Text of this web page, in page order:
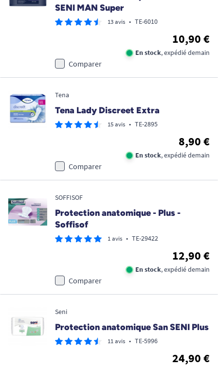
SENI MAN Super
13 avis • TE-6010
10,90 €
En stock, expédié demain
Comparer
Tena
Tena Lady Discreet Extra
15 avis • TE-2895
8,90 €
En stock, expédié demain
Comparer
SOFFISOF
Protection anatomique - Plus -
Soffisof
1 avis • TE-29422
12,90 €
En stock, expédié demain
Comparer
Seni
Protection anatomique San SENI Plus
11 avis • TE-5996
24,90 €